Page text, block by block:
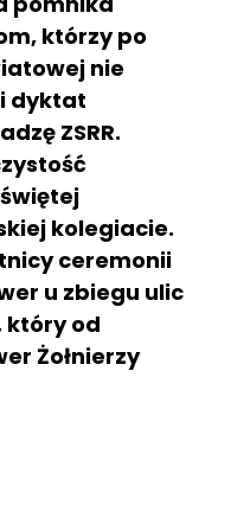
którzy po
nie
dyktat
ZSRR.
kolegiacie.
ceremonii
u zbiegu ulic
który od
Żołnierzy